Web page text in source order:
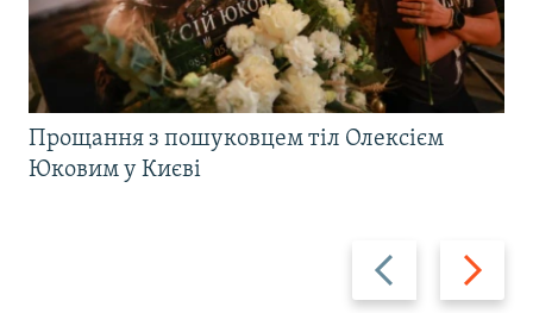
Назад Вперед
Прощання з пошуковцем тіл Олексієм
Юковим у Києві